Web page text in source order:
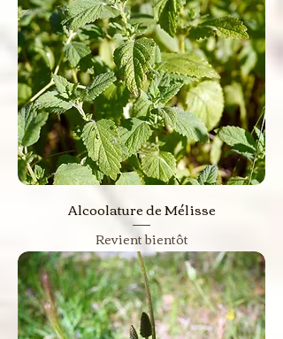
Alcoolature de Mélisse
Revient bientôt